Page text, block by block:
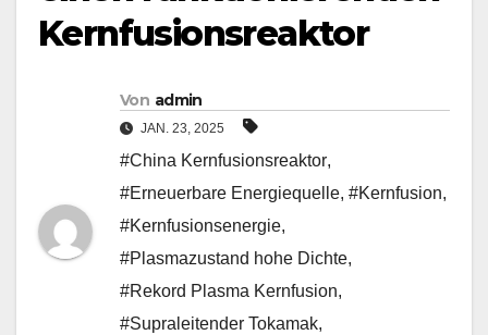
Kernfusionsreaktor
Von admin
JAN. 23, 2025
#China Kernfusionsreaktor,
#Erneuerbare Energiequelle, #Kernfusion,
#Kernfusionsenergie,
#Plasmazustand hohe Dichte,
#Rekord Plasma Kernfusion,
#Supraleitender Tokamak,